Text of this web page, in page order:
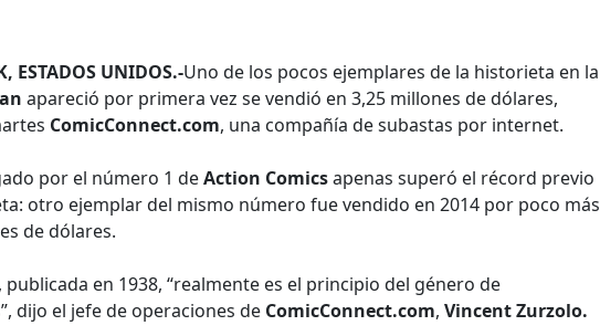
ESTADOS UNIDOS.-Uno de los pocos ejemplares de la historieta en la
apareció por primera vez se vendió en 3,25 millones de dólares,
ComicConnect.com, una compañía de subastas por internet.
por el número 1 deAction Comicsapenas superó el récord previo
otro ejemplar del mismo número fue vendido en 2014 por poco más
de dólares.
publicada en 1938, “realmente es el principio del género de
dijo el jefe de operaciones de ComicConnect.com, Vincent Zurzolo.